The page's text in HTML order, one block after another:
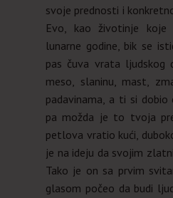
svoje prednosti i
Evo, kao životinje
lunarne godine, bik se
pas čuva vrata ljudskog
meso, slaninu, mast,
padavinama, a ti si
pa možda je to tvoja
petlova vratio kući,
je na ideju da svojim
Tako je on sa prvim
glasom počeo da budi